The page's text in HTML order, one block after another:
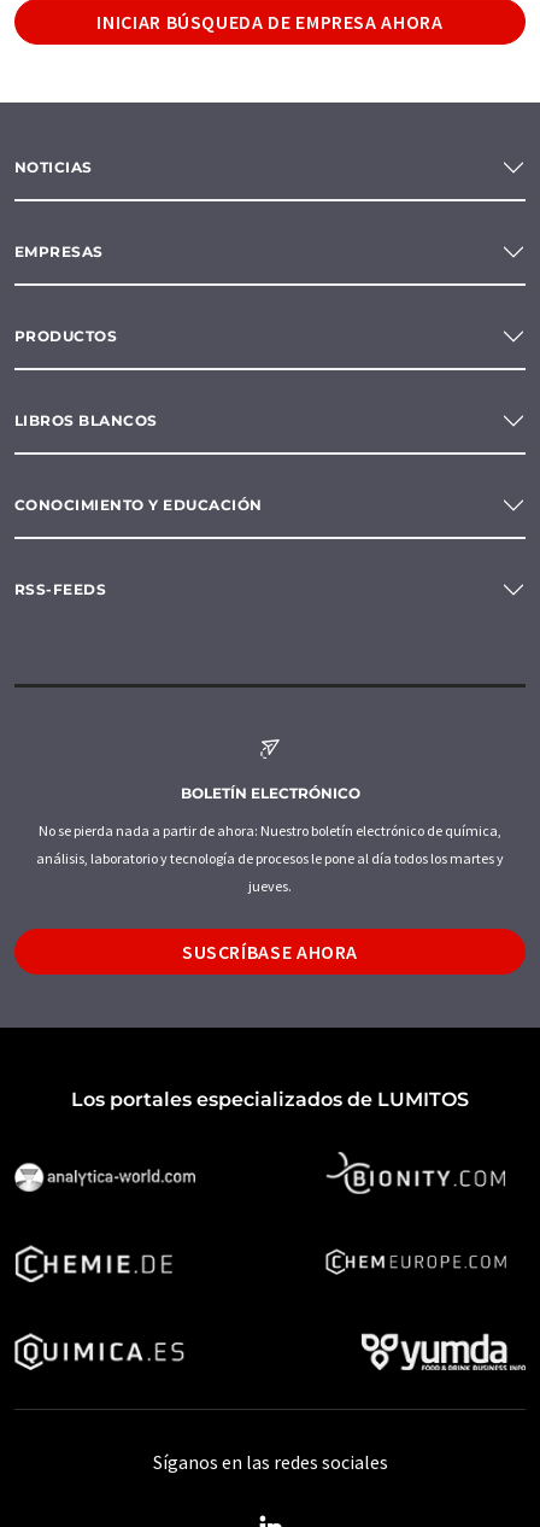
INICIAR BÚSQUEDA DE EMPRESA AHORA
NOTICIAS
EMPRESAS
PRODUCTOS
LIBROS BLANCOS
CONOCIMIENTO Y EDUCACIÓN
RSS-FEEDS
BOLETÍN ELECTRÓNICO
No se pierda nada a partir de ahora: Nuestro boletín electrónico de química,
análisis, laboratorio y tecnología de procesos le pone al día todos los martes y
jueves.
SUSCRÍBASE AHORA
Los portales especializados de LUMITOS
Síganos en las redes sociales